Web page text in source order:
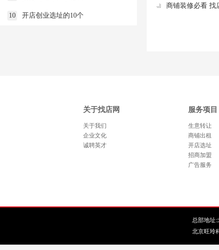
10 开店创业选址的10个
商铺装修必看 找
关于找店网
关于我们
企业文化
诚聘英才
服务项目
生意转让
商铺出租
开店选址
招商加盟
广告服务
总部地址:
北京旺玲